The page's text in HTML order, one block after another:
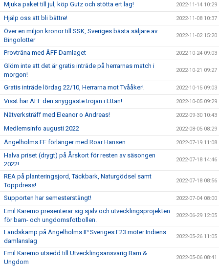
Mjuka paket till jul, köp Gutz och stötta ert lag! 2022-11-14 10:29
Hjälp oss att bli bättre! 2022-11-08 10:37
Över en miljon kronor till SSK, Sveriges bästa säljare av
Bingolotter
2022-11-02 15:20
Provträna med ÄFF Damlaget 2022-10-24 09:03
Glöm inte att det är gratis inträde på herrarnas match i
morgon!
2022-10-21 09:27
Gratis inträde lördag 22/10, Herrarna mot Tvååker! 2022-10-15 09:03
Visst har ÄFF den snyggaste tröjan i Ettan! 2022-10-05 09:29
Nätverksträff med Eleanor o Andreas! 2022-09-30 10:43
Medlemsinfo augusti 2022 2022-08-05 08:29
Ängelholms FF förlänger med Roar Hansen 2022-07-19 11:08
Halva priset (drygt) på Årskort för resten av säsongen
2022!
2022-07-18 14:46
REA på planteringsjord, Täckbark, Naturgödsel samt
Toppdress!
2022-07-18 08:56
Supporten har semesterstängt! 2022-07-04 08:00
Emil Karemo presenterar sig själv och utvecklingsprojekten
för barn- och ungdomsfotbollen.
2022-06-29 12:05
Landskamp på Ängelholms IP Sveriges F23 möter Indiens
damlanslag
2022-05-26 11:05
Emil Karemo utsedd till Utvecklingsansvarig Barn &
Ungdom
2022-05-06 08:41